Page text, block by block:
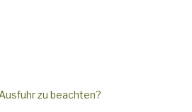
zu beachten?